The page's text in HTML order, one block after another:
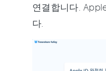
연결합니다.
다.